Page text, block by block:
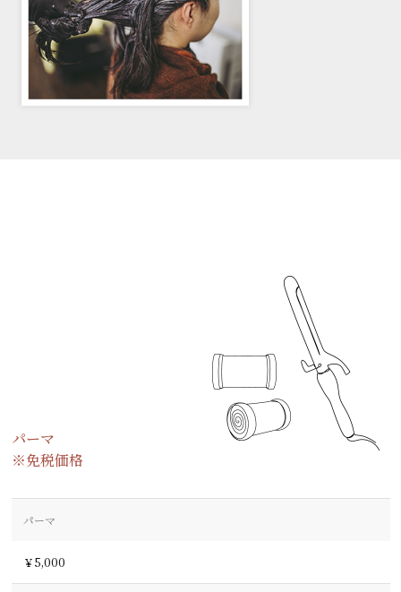
パーマ
※免税価格
パーマ
￥5,000